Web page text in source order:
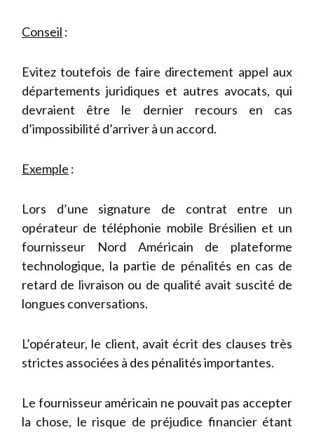
Conseil :
Evitez toutefois de faire directement appel aux
départements juridiques et autres avocats, qui
devraient être le dernier recours en cas
d’impossibilité d’arriver à un accord.
Exemple :
Lors d’une signature de contrat entre un
opérateur de téléphonie mobile Brésilien et un
fournisseur Nord Américain de plateforme
technologique, la partie de pénalités en cas de
retard de livraison ou de qualité avait suscité de
longues conversations.
L’opérateur, le client, avait écrit des clauses très
strictes associées à des pénalités importantes.
Le fournisseur américain ne pouvait pas accepter
la chose, le risque de préjudice financier étant